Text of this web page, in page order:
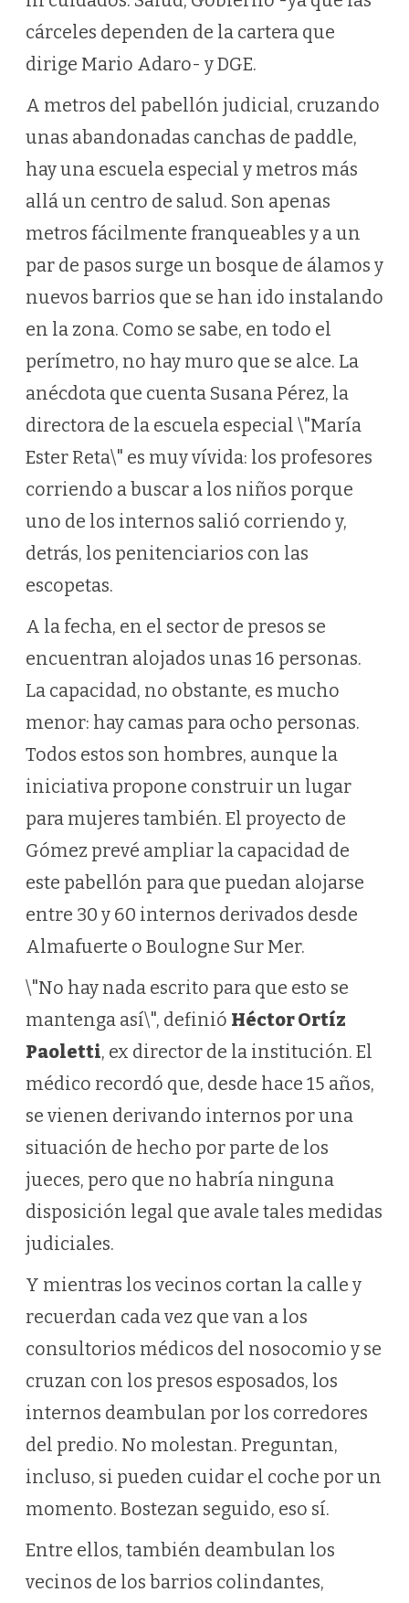
cárceles dependen de la cartera que
dirige Mario Adaro- y DGE.
A metros del pabellón judicial, cruzando
unas abandonadas canchas de paddle,
hay una escuela especial y metros más
allá un centro de salud. Son apenas
metros fácilmente franqueables y a un
par de pasos surge un bosque de álamos y
nuevos barrios que se han ido instalando
en la zona. Como se sabe, en todo el
perímetro, no hay muro que se alce. La
anécdota que cuenta Susana Pérez, la
directora de la escuela especial \"María
Ester Reta\" es muy vívida: los profesores
corriendo a buscar a los niños porque
uno de los internos salió corriendo y,
detrás, los penitenciarios con las
escopetas.
A la fecha, en el sector de presos se
encuentran alojados unas 16 personas.
La capacidad, no obstante, es mucho
menor: hay camas para ocho personas.
Todos estos son hombres, aunque la
iniciativa propone construir un lugar
para mujeres también. El proyecto de
Gómez prevé ampliar la capacidad de
este pabellón para que puedan alojarse
entre 30 y 60 internos derivados desde
Almafuerte o Boulogne Sur Mer.
\"No hay nada escrito para que esto se
mantenga así\", definió Héctor Ortíz
Paoletti, ex director de la institución. El
médico recordó que, desde hace 15 años,
se vienen derivando internos por una
situación de hecho por parte de los
jueces, pero que no habría ninguna
disposición legal que avale tales medidas
judiciales.
Y mientras los vecinos cortan la calle y
recuerdan cada vez que van a los
consultorios médicos del nosocomio y se
cruzan con los presos esposados, los
internos deambulan por los corredores
del predio. No molestan. Preguntan,
incluso, si pueden cuidar el coche por un
momento. Bostezan seguido, eso sí.
Entre ellos, también deambulan los
vecinos de los barrios colindantes,